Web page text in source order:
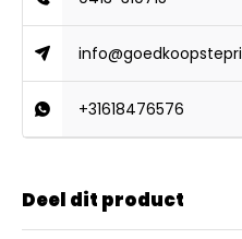
+31618476576
Deel dit product